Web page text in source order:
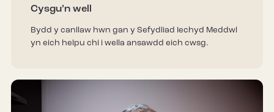
Cysgu’n well
Bydd y canllaw hwn gan y Sefydliad Iechyd Meddwl
yn eich helpu chi i wella ansawdd eich cwsg.